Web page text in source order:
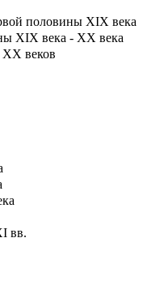
половины XIX века
XIX века - XX века
веков
вв.